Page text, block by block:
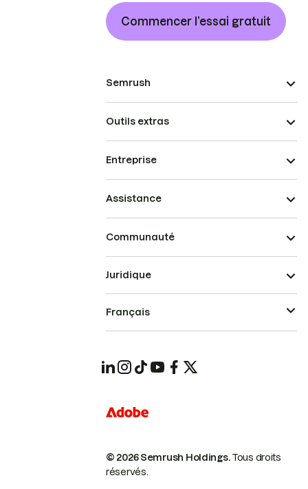
Commencer l’essai gratuit
Semrush
Outils extras
Entreprise
Assistance
Communauté
© 2026 Semrush Holdings.Tous droits
réservés.
Juridique
Français